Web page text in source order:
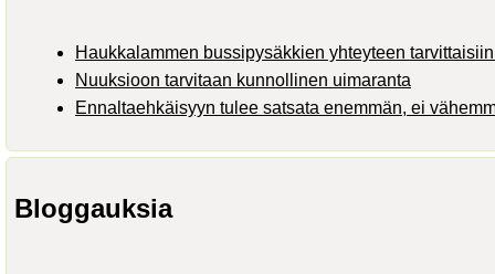
Haukkalammen bussipysäkkien yhteyteen
Nuuksioon tarvitaan kunnollinen uimaranta
Ennaltaehkäisyyn tulee satsata enemmän, ei
Bloggauksia